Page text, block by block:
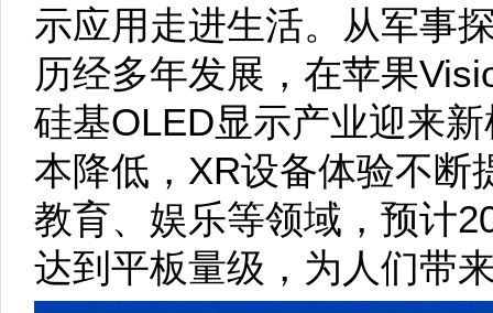
示应用走进生活。从军事
历经多年发展，在苹果
硅基OLED显示产业迎来
本降低，XR设备体验不断
教育、娱乐等领域，预计
达到平板量级，为人们带